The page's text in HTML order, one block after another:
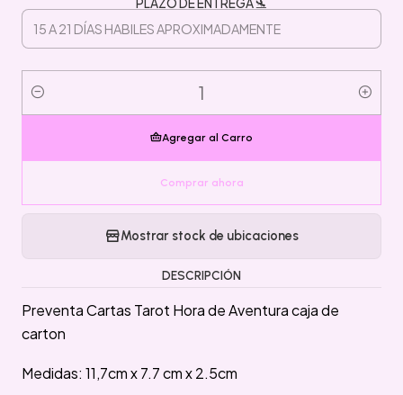
Cantidad
Agregar al Carro
Comprar ahora
Mostrar stock de ubicaciones
DESCRIPCIÓN
Preventa Cartas Tarot Hora de Aventura caja de
carton
Medidas: 11,7cm x 7.7 cm x 2.5cm